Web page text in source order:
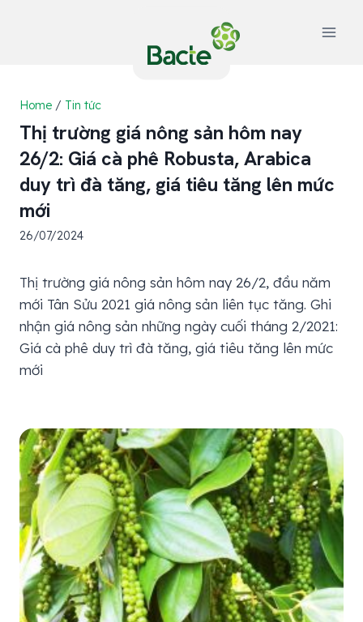
Home / Tin tức
Thị trường giá nông sản hôm nay
26/2: Giá cà phê Robusta, Arabica
duy trì đà tăng, giá tiêu tăng lên mức
mới
26/07/2024
Thị trường giá nông sản hôm nay 26/2, đầu năm
mới Tân Sửu 2021 giá nông sản liên tục tăng. Ghi
nhận giá nông sản những ngày cuối tháng 2/2021:
Giá cà phê duy trì đà tăng, giá tiêu tăng lên mức
mới